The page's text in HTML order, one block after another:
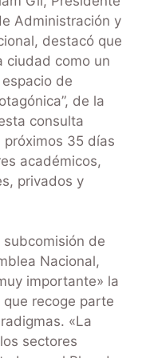
Administración y
destacó que
ciudad como un
de
de la
consulta
35 días
académicos,
privados y
de
Nacional,
importante» la
recoge parte
«La
sectores